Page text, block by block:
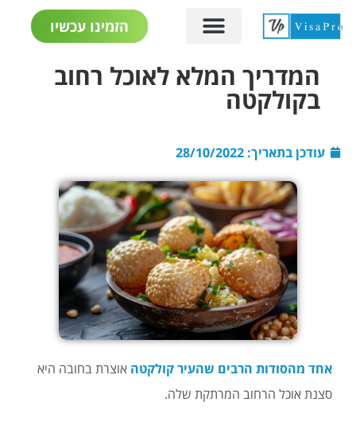
הזמינו עכשיו
המדריך המלא לאוכל רחוב
בקולקטה
עודכן בתאריך: 28/10/2022
אחד מהסודות הרבים שהעיר קולקטה אוצרת בחובה היא
סצנת אוכל הרחוב המרתקת שלה.